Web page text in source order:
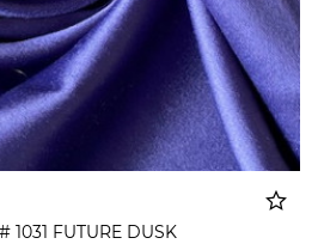
1031 FUTURE DUSK